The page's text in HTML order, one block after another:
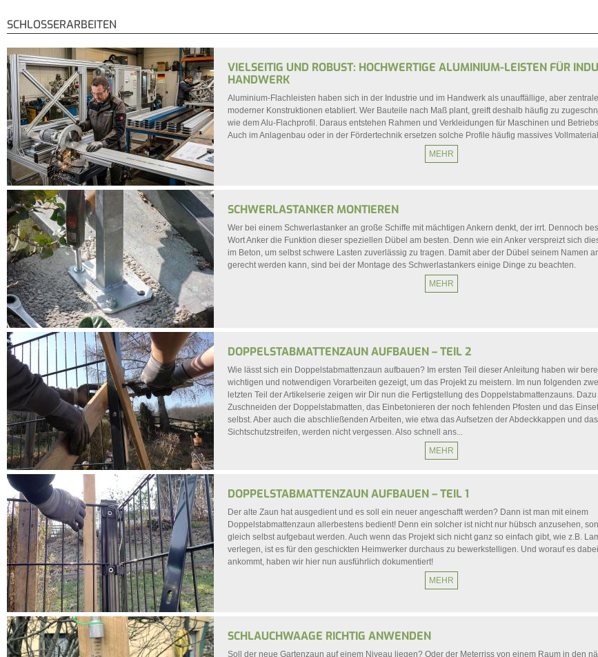
SCHLOSSERARBEITEN
VIELSEITIG UND ROBUST: HOCHWERTIGE ALUMINIUM-LEISTEN FÜR
HANDWERK
Aluminium-Flachleisten haben sich in der Industrie und im Handwerk als unauffällige, aber
moderner Konstruktionen etabliert. Wer Bauteile nach Maß plant, greift deshalb häufig zu
wie dem Alu-Flachprofil. Daraus entstehen Rahmen und Verkleidungen für Maschinen und
Auch im Anlagenbau oder in der Fördertechnik ersetzen solche Profile häufig massives
MEHR
SCHWERLASTANKER MONTIEREN
Wer bei einem Schwerlastanker an große Schiffe mit mächtigen Ankern denkt, der irrt. Dennoch
Wort Anker die Funktion dieser speziellen Dübel am besten. Denn wie ein Anker verspreizt sich
im Beton, um selbst schwere Lasten zuverlässig zu tragen. Damit aber der Dübel seinem Namen
gerecht werden kann, sind bei der Montage des Schwerlastankers einige Dinge zu beachten.
MEHR
DOPPELSTABMATTENZAUN AUFBAUEN – TEIL 2
Wie lässt sich ein Doppelstabmattenzaun aufbauen? Im ersten Teil dieser Anleitung haben wir
wichtigen und notwendigen Vorarbeiten gezeigt, um das Projekt zu meistern. Im nun folgenden
letzten Teil der Artikelserie zeigen wir Dir nun die Fertigstellung des Doppelstabmattenzauns.
Zuschneiden der Doppelstabmatten, das Einbetonieren der noch fehlenden Pfosten und das
selbst. Aber auch die abschließenden Arbeiten, wie etwa das Aufsetzen der Abdeckkappen und
Sichtschutzstreifen, werden nicht vergessen. Also schnell ans...
MEHR
DOPPELSTABMATTENZAUN AUFBAUEN – TEIL 1
Der alte Zaun hat ausgedient und es soll ein neuer angeschafft werden? Dann ist man mit einem
Doppelstabmattenzaun allerbestens bedient! Denn ein solcher ist nicht nur hübsch anzusehen,
gleich selbst aufgebaut werden. Auch wenn das Projekt sich nicht ganz so einfach gibt, wie z.B.
verlegen, ist es für den geschickten Heimwerker durchaus zu bewerkstelligen. Und worauf es
ankommt, haben wir hier nun ausführlich dokumentiert!
MEHR
SCHLAUCHWAAGE RICHTIG ANWENDEN
Soll der neue Gartenzaun auf einem Niveau liegen? Oder der Meterriss von einem Raum in den